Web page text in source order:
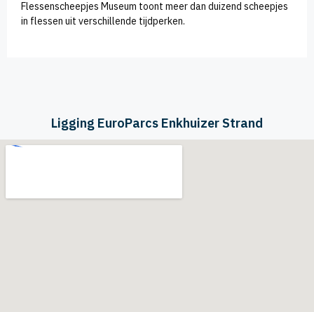
Flessenscheepjes Museum toont meer dan duizend scheepjes
in flessen uit verschillende tijdperken.
Ligging EuroParcs Enkhuizer Strand